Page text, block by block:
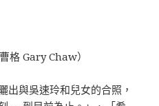
格 Gary Chaw）
出與吳速玲和兒女的合照，